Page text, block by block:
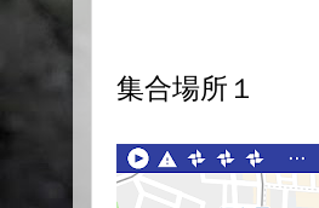
集合場所１